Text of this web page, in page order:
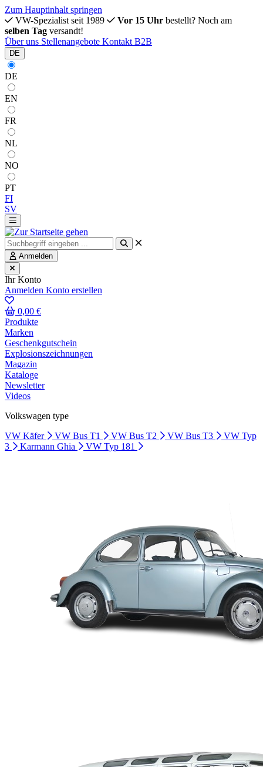
Zum Hauptinhalt springen
VW-Spezialist seit 1989
Vor 15 Uhr bestellt? Noch am
selben Tag versandt!
Über uns Stellenangebote Kontakt B2B
DE
DE
EN
FR
NL
NO
PT
FI
SV
Anmelden
Ihr Konto
Anmelden Konto erstellen
0,00 €
Produkte
Marken
Geschenkgutschein
Explosionszeichnungen
Magazin
Kataloge
Newsletter
Videos
Volkswagen type
VW Käfer
VW Bus T1 VW Bus T2 VW Bus T3
VW Typ
3
Karmann Ghia VW Typ 181